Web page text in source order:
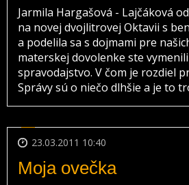
Jarmila Hargašová - Lajčáková
na novej dvojlitrovej Oktavii s
a podelila sa s dojmami pre
materskej dovolenke ste
spravodajstvo. V čom je rozdiel
Správy sú o niečo dlhšie a je to
23.03.2011 10:40
Moja ovečka